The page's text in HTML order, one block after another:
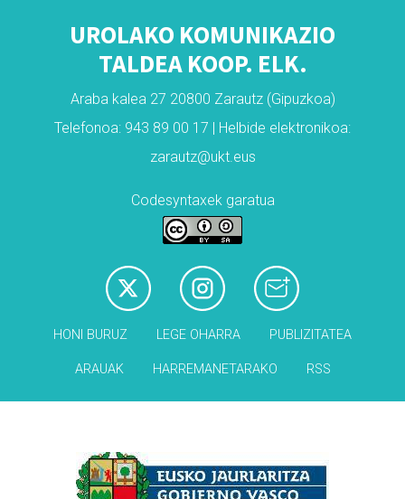
UROLAKO KOMUNIKAZIO
TALDEA KOOP. ELK.
Araba kalea 27 20800 Zarautz (Gipuzkoa)
Telefonoa: 943 89 00 17 | Helbide elektronikoa:
zarautz@ukt.eus
Codesyntaxek garatua
HONI BURUZ LEGE OHARRA PUBLIZITATEA
ARAUAK HARREMANETARAKO RSS